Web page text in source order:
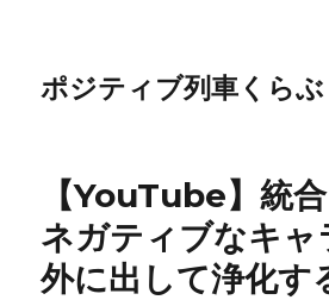
ポジティブ列車くらぶ
【YouTube】統
ネガティブなキャ
外に出して浄化す